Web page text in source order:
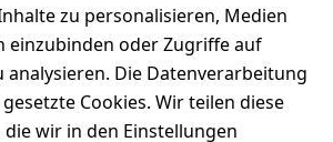
zu personalisieren, Medien
einzubinden oder Zugriffe auf
analysieren. Die Datenverarbeitung
Cookies. Wir teilen diese
wir in den Einstellungen